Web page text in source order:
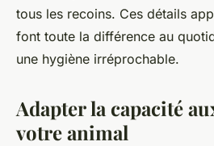
tous les recoins. Ces détails
font toute la différence au
une hygiène irréprochable.
Adapter la capacité
votre animal